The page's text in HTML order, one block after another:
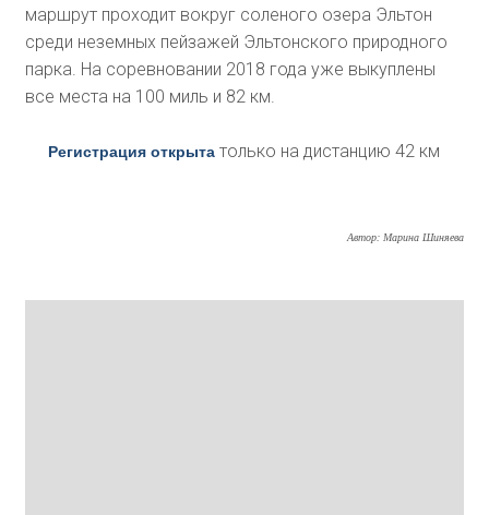
маршрут проходит вокруг соленого озера Эльтон
среди неземных пейзажей Эльтонского природного
парка. На соревновании 2018 года уже выкуплены
все места на 100 миль и 82 км.
Регистрация открыта только на дистанцию 42 км
Автор: Марина Шиняева